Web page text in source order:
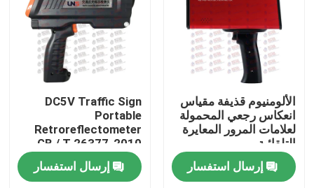
حول بنا
جولة في المعمل
ضبط الجودة
اتصل بنا
طلب اقتباس
الألومنيوم قذيفة مقياس
انعكاس رجعي المحمولة
لعلامات المرور المعايرة
التلقائية
إرسال استفسار
DC5V Traffic Sign
Portable
Retroreflectometer
GB / T 26377-2010
standard
إرسال استفسار